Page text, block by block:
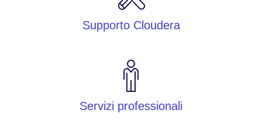
Supporto Cloudera
Servizi professionali